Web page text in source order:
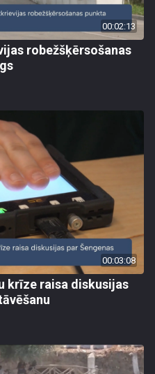
00:02:13
robežšķērsošanas
00:03:08
krīze raisa diskusijas